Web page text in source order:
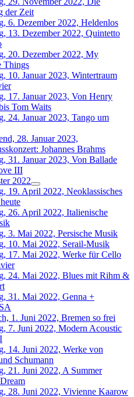
der Zeit
6. Dezember 2022, Heldenlos
13. Dezember 2022, Quintetto
20. Dezember 2022, My
Things
10. Januar 2023, Wintertraum
17. Januar 2023, Von Henry
Tom Waits
24. Januar 2023, Tango um
28. Januar 2023,
Johannes Brahms
31. Januar 2023, Von Ballade
III
2022
19. April 2022, Neoklassisches
26. April 2022, Italienische
3. Mai 2022, Persische Musik
10. Mai 2022, Serail-Musik
17. Mai 2022, Werke für Cello
24. Mai 2022, Blues mit Rihm &
31. Mai 2022, Genna +
1. Juni 2022, Bremen so frei
7. Juni 2022, Modern Acoustic
14. Juni 2022, Werke von
Schumann
21. Juni 2022, A Summer
28. Juni 2022, Vivienne Kaarow